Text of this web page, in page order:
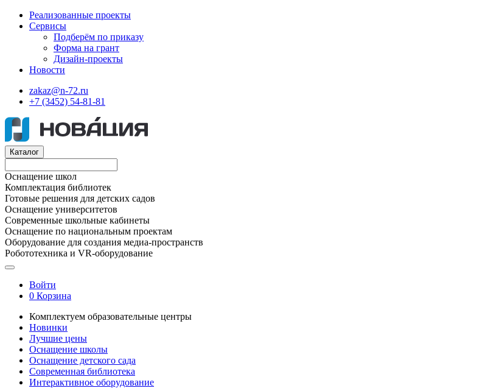
Реализованные проекты
Сервисы
Подберём по приказу
Форма на грант
Дизайн-проекты
Новости
zakaz@n-72.ru
+7 (3452) 54-81-81
Каталог
Оснащение школ
Комплектация библиотек
Готовые решения для детских садов
Оснащение университетов
Современные школьные кабинеты
Оснащение по национальным проектам
Оборудование для создания медиа-пространств
Робототехника и VR-оборудование
Войти
0 Корзина
Комплектуем образовательные центры
Новинки
Лучшие цены
Оснащение школы
Оснащение детского сада
Современная библиотека
Интерактивное оборудование